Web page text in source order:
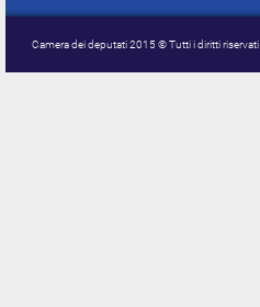
Camera dei deputati 2015 © Tutti i diritti riservati